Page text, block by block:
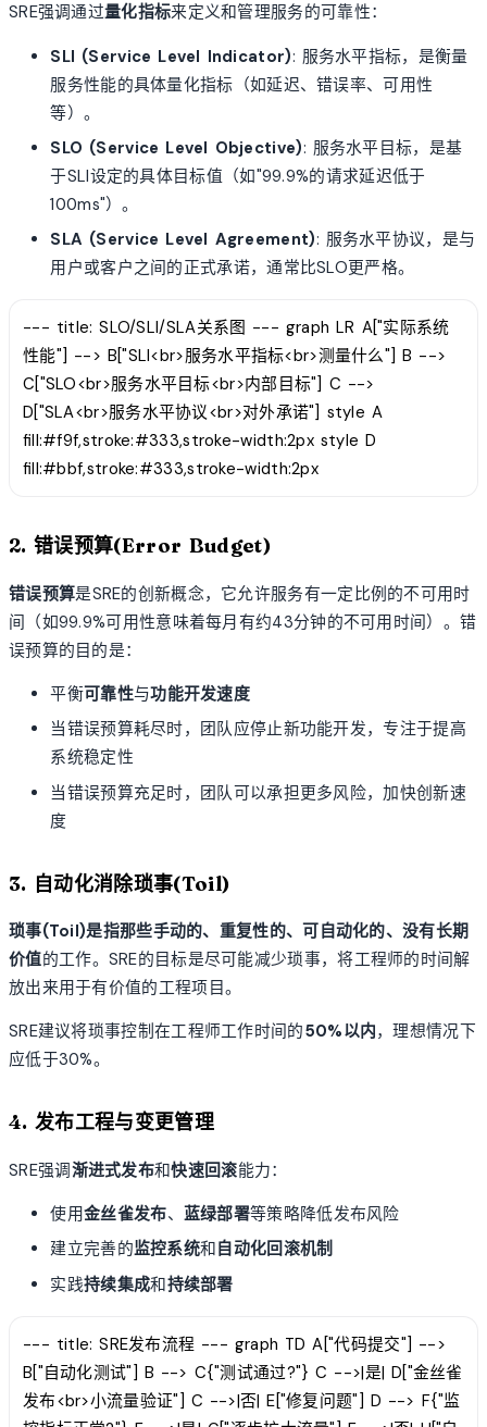
SRE强调通过量化指标来定义和管理服务的可靠性：
SLI (Service Level Indicator): 服务水平指标，是衡量
服务性能的具体量化指标（如延迟、错误率、可用性
等）。
SLO (Service Level Objective): 服务水平目标，是基
于SLI设定的具体目标值（如"99.9%的请求延迟低于
100ms"）。
SLA (Service Level Agreement): 服务水平协议，是与
用户或客户之间的正式承诺，通常比SLO更严格。
--- title: SLO/SLI/SLA关系图 --- graph LR A["实际系统
性能"] --> B["SLI<br>服务水平指标<br>测量什么"] B -->
C["SLO<br>服务水平目标<br>内部目标"] C -->
D["SLA<br>服务水平协议<br>对外承诺"] style A
fill:#f9f,stroke:#333,stroke-width:2px style D
fill:#bbf,stroke:#333,stroke-width:2px
2. 错误预算(Error Budget)
错误预算是SRE的创新概念，它允许服务有一定比例的不可用时
间（如99.9%可用性意味着每月有约43分钟的不可用时间）。错
误预算的目的是：
平衡可靠性与功能开发速度
当错误预算耗尽时，团队应停止新功能开发，专注于提高
系统稳定性
当错误预算充足时，团队可以承担更多风险，加快创新速
度
3. 自动化消除琐事(Toil)
琐事(Toil)是指那些手动的、重复性的、可自动化的、没有长期
价值的工作。SRE的目标是尽可能减少琐事，将工程师的时间解
放出来用于有价值的工程项目。
SRE建议将琐事控制在工程师工作时间的50%以内，理想情况下
应低于30%。
4. 发布工程与变更管理
SRE强调渐进式发布和快速回滚能力：
使用金丝雀发布、 蓝绿部署等策略降低发布风险
建立完善的监控系统和自动化回滚机制
实践持续集成和持续部署
--- title: SRE发布流程 --- graph TD A["代码提交"] -->
B["自动化测试"] B --> C{"测试通过?"} C -->|是| D["金丝雀
发布<br>小流量验证"] C -->|否| E["修复问题"] D --> F{"监